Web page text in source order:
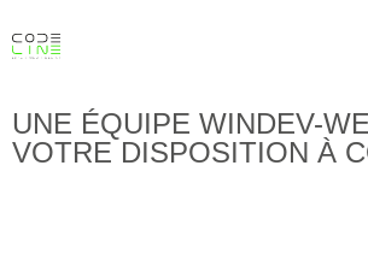
UNE ÉQUIPE WINDEV-
VOTRE DISPOSITION À